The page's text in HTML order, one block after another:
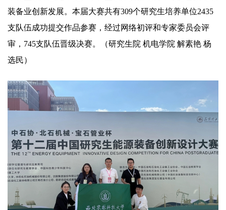
装备业创新发展。本届大赛共有309个研究生培养单位2435
支队伍成功提交作品参赛，经过网络初评和专家委员会评
审，745支队伍晋级决赛。（研究生院 机电学院 解素艳 杨
选民）